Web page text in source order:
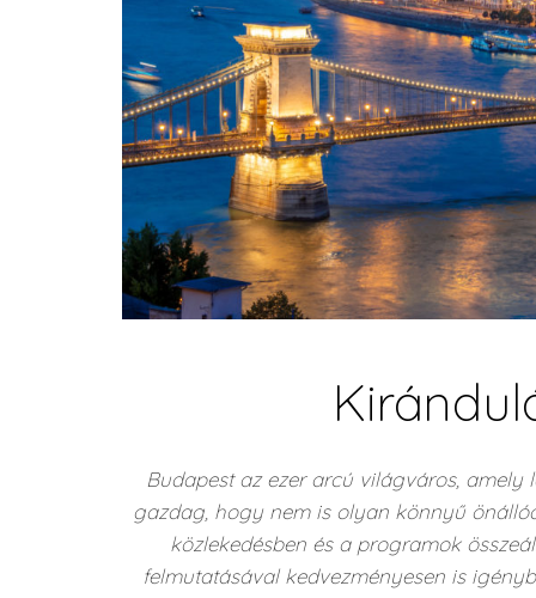
Budapest az ezer arcú világváros,
gazdag, hogy nem is olyan könnyű
közlekedésben és a programok
felmutatásával kedvezményesen is